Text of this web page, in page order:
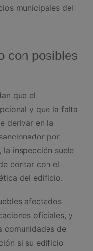
municipales del
con posibles
que el
y que la falta
derivar en la
por
la inspección suele
contar con el
del edificio.
afectados
oficiales, y
comunidades de
si su edificio